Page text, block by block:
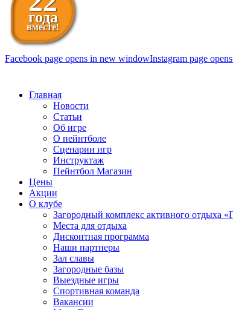
года
вместе!
Facebook page opens in new windowInstagram page
Главная
Новости
Статьи
Об игре
О пейнтболе
Сценарии игр
Инструктаж
Пейнтбол Магазин
Цены
Акции
О клубе
Загородный комплекс активного отдыха
Места для отдыха
Дисконтная программа
Наши партнеры
Зал славы
Загородные базы
Выездные игры
Спортивная команда
Вакансии